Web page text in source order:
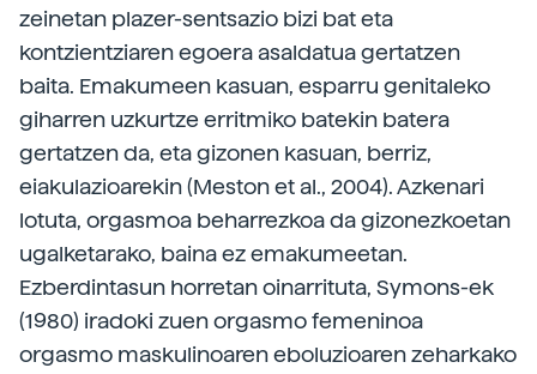
zeinetan plazer-sentsazio bizi bat eta
kontzientziaren egoera asaldatua gertatzen
baita. Emakumeen kasuan, esparru genitaleko
giharren uzkurtze erritmiko batekin batera
gertatzen da, eta gizonen kasuan, berriz,
eiakulazioarekin (Meston et al., 2004). Azkenari
lotuta, orgasmoa beharrezkoa da gizonezkoetan
ugalketarako, baina ez emakumeetan.
Ezberdintasun horretan oinarrituta, Symons-ek
(1980) iradoki zuen orgasmo femeninoa
orgasmo maskulinoaren eboluzioaren zeharkako